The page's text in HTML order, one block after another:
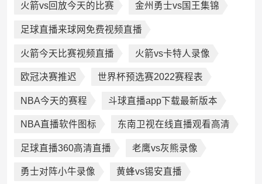
火箭vs回放今天的比赛 金州勇士vs国王集锦
足球直播来球网免费视频直播
火箭今天比赛视频直播 火箭vs卡特人录像
欧冠决赛推迟 世界杯预选赛2022赛程表
NBA今天的赛程 斗球直播app下载最新版本
NBA直播软件图标 东南卫视在线直播观看高清
足球直播360高清直播 老鹰vs灰熊录像
勇士对阵小牛录像 黄蜂vs锡安直播